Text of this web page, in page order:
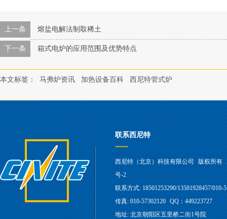
上一条 熔盐电解法制取稀土
下一条 箱式电炉的应用范围及优势特点
本文标签： 马弗炉资讯 加热设备百科 西尼特管式炉
联系西尼特
西尼特（北京）科技有限公司 版权所有
号-2
联系方式: 18501253290/13581928457/010-
传真: 010-57302120 QQ：449223727
地址: 北京朝阳区五里桥二街1号院